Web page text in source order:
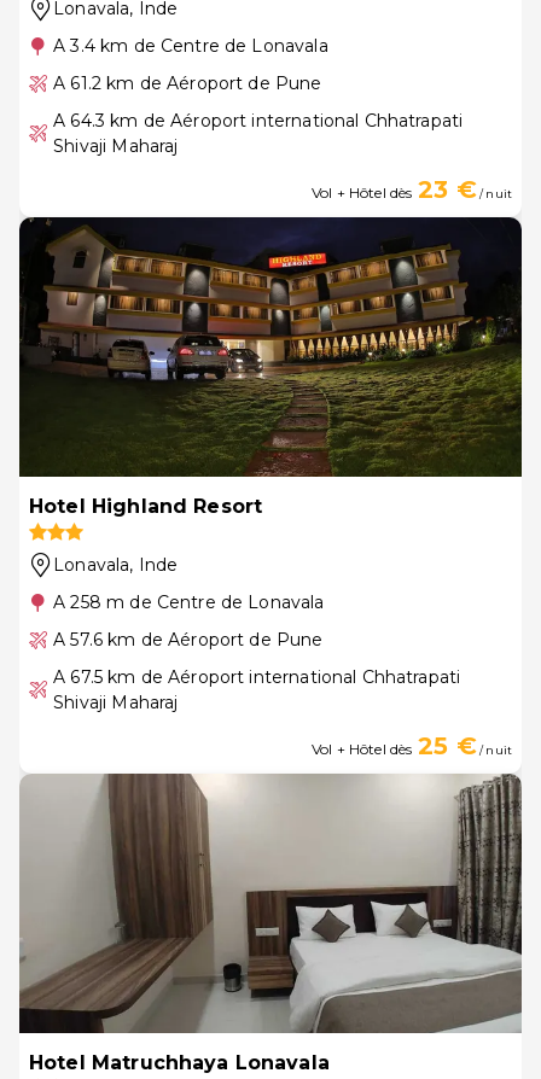
Lonavala, Inde
A 3.4 km de Centre de Lonavala
A 61.2 km de Aéroport de Pune
A 64.3 km de Aéroport international Chhatrapati
Shivaji Maharaj
Vol + Hôtel dès 23 €/ nuit
Hotel Highland Resort
Lonavala, Inde
A 258 m de Centre de Lonavala
A 57.6 km de Aéroport de Pune
A 67.5 km de Aéroport international Chhatrapati
Shivaji Maharaj
Vol + Hôtel dès 25 €/ nuit
Hotel Matruchhaya Lonavala